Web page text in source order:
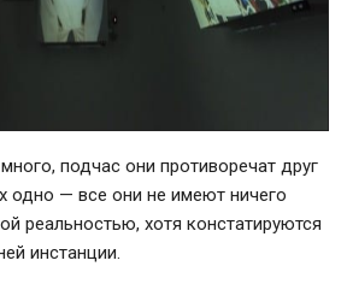
подчас они противоречат друг
одно — все они не имеют ничего
реальностью, хотя констатируются
инстанции.